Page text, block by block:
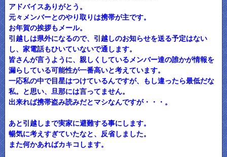
アドバイスありがとう。
元々メンバーとのやり取りは携帯が主です。
お年賀の挨拶もメール。
引越しは県外になるので、引越しのお知らせを送る予定はない
し、家電話もひいていないで通します。
皆さんが言うように、親しくしているメンバー達の誰かが情報を
漏らしている可能性が一番高いと考えています。
一応私の中で目星はつけているんですが、もし違ったら最低だな
私。と思い、旦那には言ってません。
出来れば携帯盗み読みだとマシなんですが・・・。
あと引越しまで実家に避難する事にします。
暢気に考えすぎていたなと、反省しました。
また何かあればカキコします。